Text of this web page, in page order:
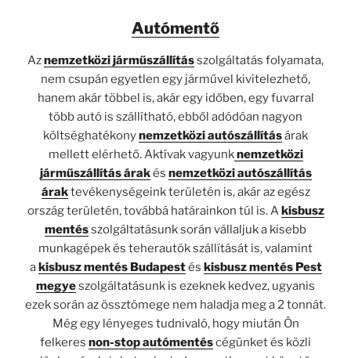
Autómentő
Aznemzetközi járműszállításszolgáltatás folyamata,
nem csupán egyetlen egy járművel kivitelezhető,
hanem akár többel is, akár egy időben, egy fuvarral
több autó is szállítható, ebből adódóan nagyon
költséghatékonynemzetközi autószállításárak
mellett elérhető. Aktívak vagyunknemzetközi
járműszállítás árakés nemzetközi autószállítás
áraktevékenységeink területén is, akár az egész
ország területén, továbbá határainkon túl is. Akisbusz
mentésszolgáltatásunk során vállaljuk a kisebb
munkagépek és teherautók szállítását is, valamint
akisbusz mentés Budapestés kisbusz mentés Pest
megyeszolgáltatásunk is ezeknek kedvez, ugyanis
ezek során az össztömege nem haladja meg a 2 tonnát.
Még egy lényeges tudnivaló, hogy miután Ön
felkeres non-stop autómentéscégünket és közli